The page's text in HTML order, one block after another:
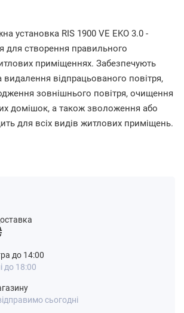
установка RIS 1900 VЕ EKO 3.0 -
для створення правильного
приміщеннях. Забезпечують
видалення відпрацьованого повітря,
зовнішнього повітря, очищення
домішок, а також зволоження або
для всіх видів житлових приміщень.
до 14:00
до 18:00
сьогодні